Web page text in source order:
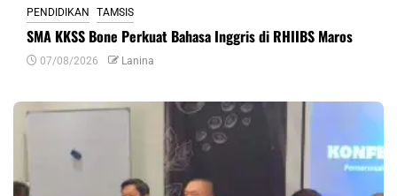
PENDIDIKAN TAMSIS
SMA KKSS Bone Perkuat Bahasa Inggris di RHIIBS Maros
07/08/2026 Lanina